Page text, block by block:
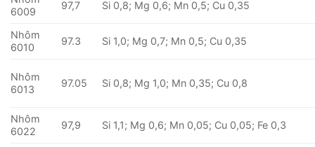
6009
97,7 Si 0,8; Mg 0,6; Mn 0,5; Cu 0,35
Nhôm
6010
97.3 Si 1,0; Mg 0,7; Mn 0,5; Cu 0,35
Nhôm
6013
97.05 Si 0,8; Mg 1,0; Mn 0,35; Cu 0,8
Nhôm
6022
97,9 Si 1,1; Mg 0,6; Mn 0,05; Cu 0,05; Fe 0,3